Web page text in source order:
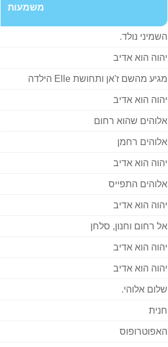
משמעות
השמיני נולד.
יהוה הוא אדיב
מגיע מהשם ז'אן ותחושת Elle הילדה
יהוה הוא אדיב
אלוהים שהוא רחום
אלוהים רחמן
יהוה הוא אדיב
אלוהים התפייס
יהוה הוא אדיב
אל רחום וחנון, סלחן
יהוה הוא אדיב
יהוה הוא אדיב
שלום אלוהי.
חנית
האפוטרופוס